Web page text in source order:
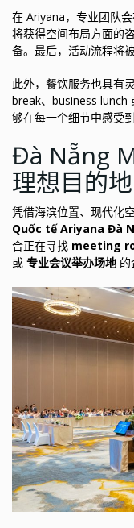
在 Ariyana，专业团队
将获得空间布局方面的
备。最后，活动流程将
此外，餐饮服务也具有
break、business lunch
够在每一个细节中感受
Đà Nẵng
理想目的地
凭借海滨位置、现代化
Quốc tế Ariyana Đà
合正在寻找 meeting
或 专业会议举办场地 的